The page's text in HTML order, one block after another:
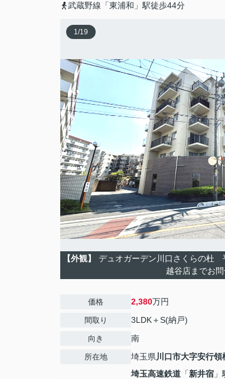
武蔵野線「東浦和」駅徒歩44分
1/19
【外観】
デュオガーデン川口さくらの杜
越谷店までお問
価格 2,380万円
間取り 3LDK＋S(納戸)
向き 南
所在地 埼玉県川口市大字安行領
埼玉高速鉄道 「新井宿